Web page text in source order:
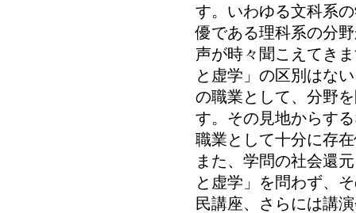
す。いわゆる文科系
優である理科系の分
声が時々聞こえてき
と虚学」の区別はな
の職業として、分野
す。その見地からす
職業として十分に存
また、学問の社会還
と虚学」を問わず、
民講座、さらには講